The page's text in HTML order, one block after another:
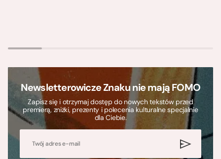
Newsletterowicze Znaku nie mają FOMO
Zapisz się i otrzymaj dostęp do nowych tekstów przed
premierą, zniżki, prezenty i polecenia kulturalne specjalnie
dla Ciebie.